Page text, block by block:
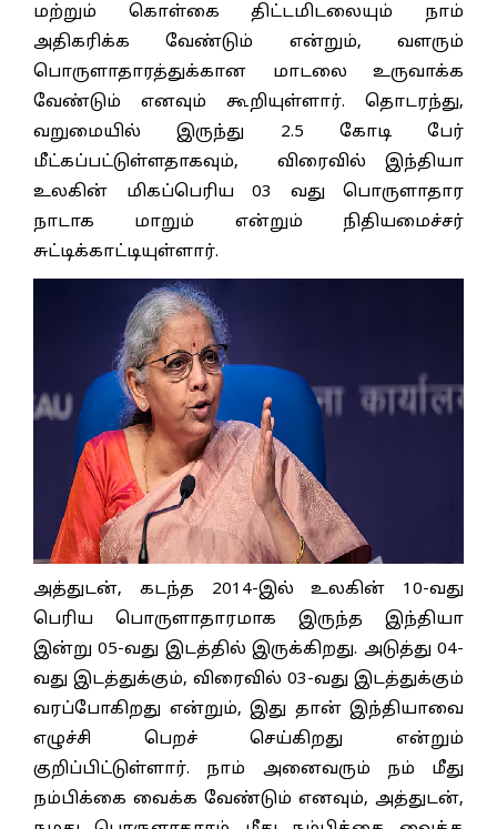
மற்றும் கொள்கை திட்டமிடலையும் நாம்
அதிகரிக்க வேண்டும் என்றும், வளரும்
பொருளாதாரத்துக்கான மாடலை உருவாக்க
வேண்டும் எனவும் கூறியுள்ளார். தொடரந்து,
வறுமையில் இருந்து 2.5 கோடி பேர்
மீட்கப்பட்டுள்ளதாகவும், விரைவில் இந்தியா
உலகின் மிகப்பெரிய 03 வது பொருளாதார
நாடாக மாறும் என்றும் நிதியமைச்சர்
சுட்டிக்காட்டியுள்ளார்.
அத்துடன், கடந்த 2014-இல் உலகின் 10-வது
பெரிய பொருளாதாரமாக இருந்த இந்தியா
இன்று 05-வது இடத்தில் இருக்கிறது. அடுத்து 04-
வது இடத்துக்கும், விரைவில் 03-வது இடத்துக்கும்
வரப்போகிறது என்றும், இது தான் இந்தியாவை
எழுச்சி பெறச் செய்கிறது என்றும்
குறிப்பிட்டுள்ளார். நாம் அனைவரும் நம் மீது
நம்பிக்கை வைக்க வேண்டும் எனவும், அத்துடன்,